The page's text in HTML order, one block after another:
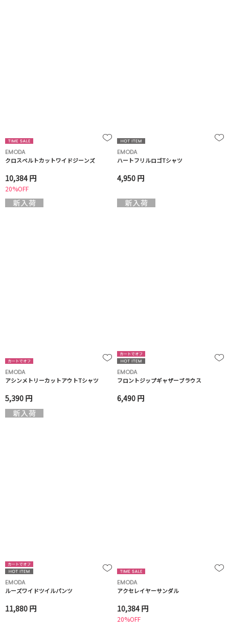
EMODA
クロスベルトカットワイドジーンズ
10,384 円
20%OFF
EMODA
ハートフリルロゴTシャツ
4,950 円
EMODA
アシンメトリーカットアウトTシャツ
5,390 円
EMODA
フロントジップギャザーブラウス
6,490 円
EMODA
ルーズワイドツイルパンツ
11,880 円
EMODA
アクセレイヤーサンダル
10,384 円
20%OFF